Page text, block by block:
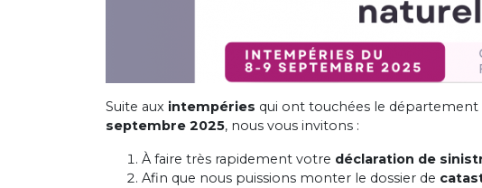
Suite aux intempéries qui ont touchées le département
septembre 2025, nous vous invitons :
À faire très rapidement votre déclaration de
Afin que nous puissions monter le dossier de